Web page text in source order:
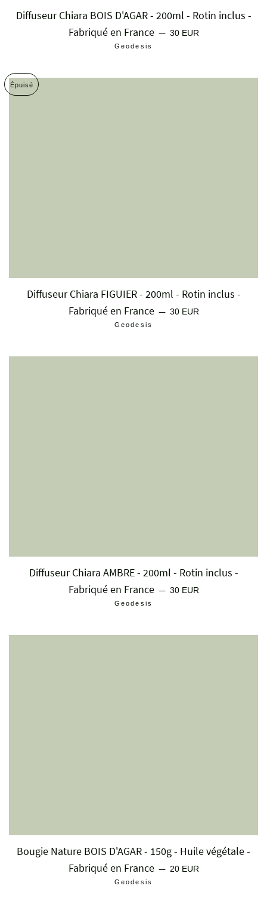
Diffuseur Chiara BOIS D'AGAR - 200ml - Rotin inclus -
Fabriqué en France — Prix régulier
30 EUR
Geodesis
Épuisé
Diffuseur Chiara FIGUIER - 200ml - Rotin inclus -
Fabriqué en France — Prix régulier
30 EUR
Geodesis
Diffuseur Chiara AMBRE - 200ml - Rotin inclus -
Fabriqué en France — Prix régulier
30 EUR
Geodesis
Bougie Nature BOIS D'AGAR - 150g - Huile végétale -
Fabriqué en France — Prix régulier
20 EUR
Geodesis